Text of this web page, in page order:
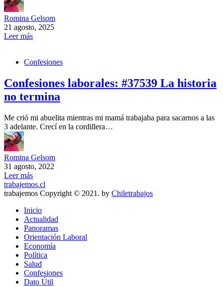
Romina Gelsom
21 agosto, 2025
Leer más
Confesiones
Confesiones laborales: #37539 La historia
no termina
Me crió mi abuelita mientras mi mamá trabajaba para sacarnos a las
3 adelante. Crecí en la cordillera…
Romina Gelsom
31 agosto, 2022
Leer más
trabajemos.cl
trabajemos Copyright © 2021. by Chiletrabajos
Inicio
Actualidad
Panoramas
Orientación Laboral
Economía
Política
Salud
Confesiones
Dato Útil